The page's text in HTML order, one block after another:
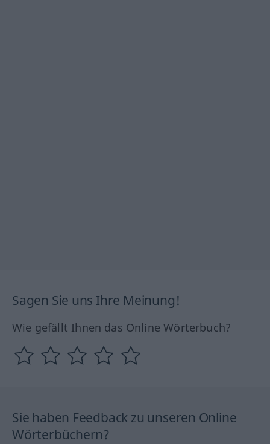
Sagen Sie uns Ihre Meinung!
Wie gefällt Ihnen das Online Wörterbuch?
Sie haben Feedback zu unseren Online
Wörterbüchern?